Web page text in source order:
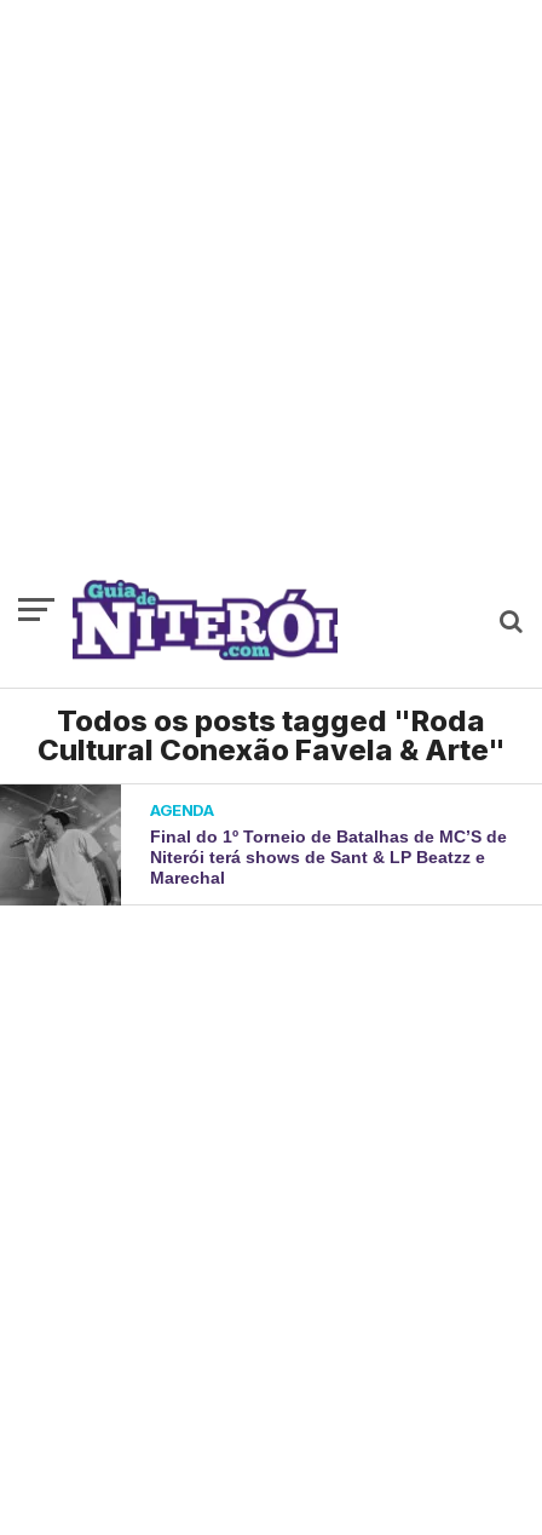
Todos os posts tagged "Roda
Cultural Conexão Favela & Arte"
AGENDA
Final do 1º Torneio de Batalhas de MC’S de
Niterói terá shows de Sant & LP Beatzz e
Marechal